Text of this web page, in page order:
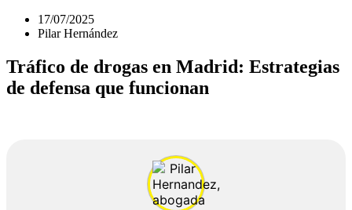
17/07/2025
Pilar Hernández
Tráfico de drogas en Madrid: Estrategias
de defensa que funcionan